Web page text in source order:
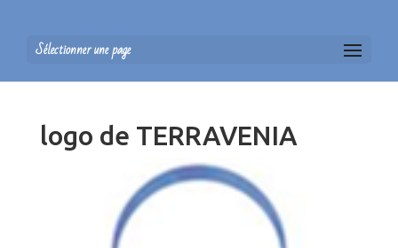
Sélectionner une page
logo de TERRAVENIA